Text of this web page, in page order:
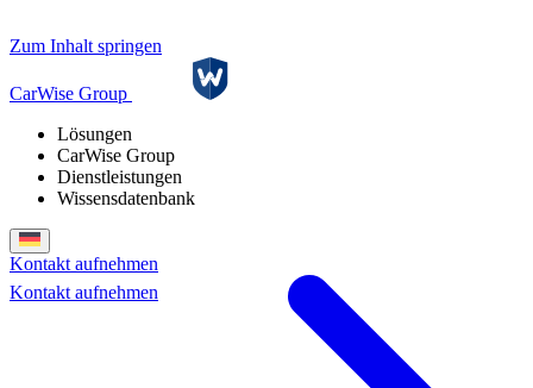
Zum Inhalt springen
CarWise Group
Lösungen
CarWise Group
Dienstleistungen
Wissensdatenbank
Kontakt aufnehmen